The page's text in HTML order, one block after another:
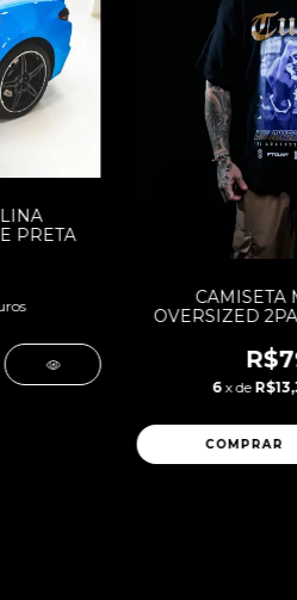
PRETA
CAMISETA
OVERSIZED
6 x de
COMPRAR